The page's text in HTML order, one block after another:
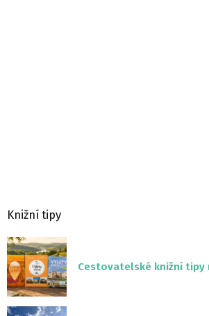
Knižní tipy
Cestovatelské knižní tipy